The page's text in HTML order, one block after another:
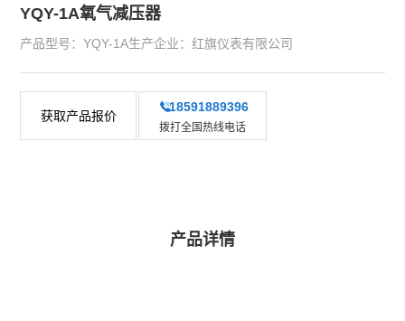
YQY-1A氧气减压器
产品型号：YQY-1A生产企业：红旗仪表有限公司
获取产品报价
18591889396
拨打全国热线电话
产品详情